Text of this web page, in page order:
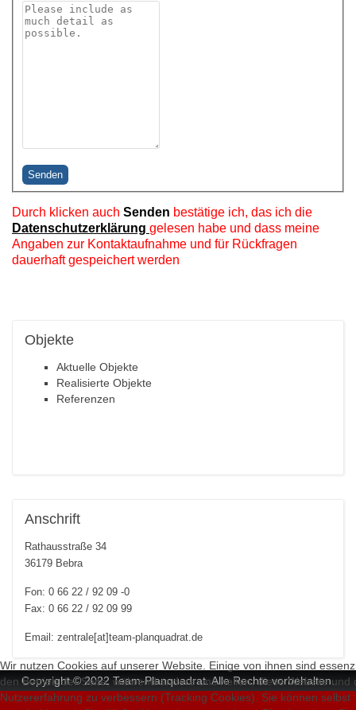
Senden
Durch klicken auch Senden bestätige ich, das ich die
Datenschutzerklärung gelesen habe und dass meine
Angaben zur Kontaktaufnahme und für Rückfragen
dauerhaft gespeichert werden
Objekte
Aktuelle Objekte
Realisierte Objekte
Referenzen
Anschrift
Rathausstraße 34
36179 Bebra
Fon: 0 66 22 / 92 09 -0
Fax: 0 66 22 / 92 09 99
Email: zentrale[at]team-planquadrat.de
Copyright © 2022 Team-Planquadrat. Alle Rechte vorbehalten.
Wir nutzen Cookies auf unserer Website. Einige von ihnen sind
den Betrieb der Seite, während andere uns helfen, diese Website und
Nutzererfahrung zu verbessern (Tracking Cookies). Sie können selbst